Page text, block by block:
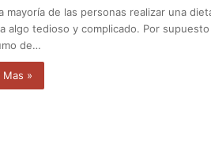
mayoría de las personas realizar una
algo tedioso y complicado. Por
de…
Mas »